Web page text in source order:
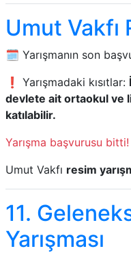
Umut Vakfı
🗓️ Yarışmanın son
❗ Yarışmadaki kısıtlar:
devlete ait ortaokul ve
katılabilir.
Yarışma başvurusu bitti!
Umut Vakfı resim
11.
Yarışması